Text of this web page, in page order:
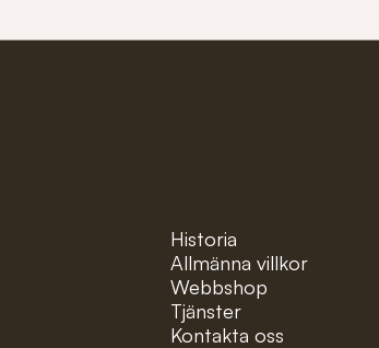
Historia
Allmänna villkor
Webbshop
Tjänster
Kontakta oss